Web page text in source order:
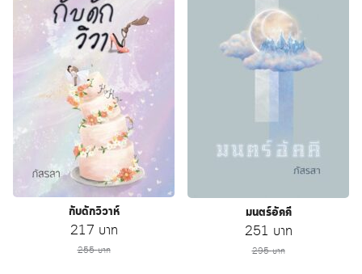
กับดักวิวาห์
255บาท
Original
price
217 บาทCurrent
มนตร์อัคคี
295บาท
Original
price
251 บาทCurrent